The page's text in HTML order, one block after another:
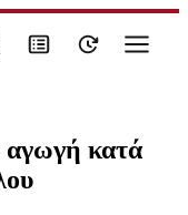
αγωγή κατά